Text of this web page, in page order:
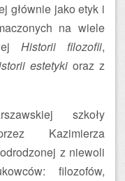
głównie jako etyk i
na wiele
Historii filozofii,
estetykioraz z
szkoły
Kazimierza
z niewoli
filozofów,